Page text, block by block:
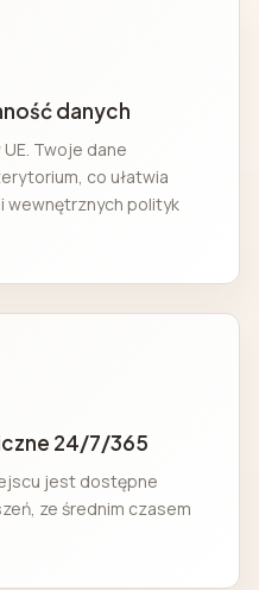
danych
Twoje dane
co ułatwia
i wewnętrznych polityk
24/7/365
jest dostępne
ze średnim czasem